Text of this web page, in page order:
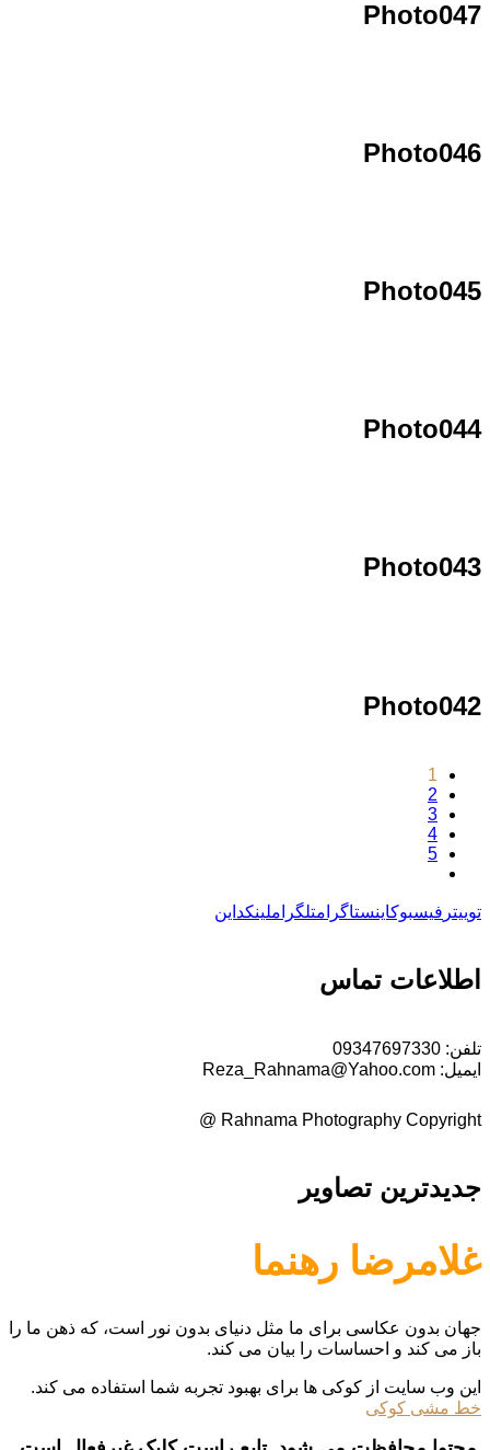
Photo047
Photo046
Photo045
Photo044
Photo043
Photo042
1
2
3
4
5
توییتر فیسبوکاینستاگرامتلگراملینکداین
اطلاعات تماس
تلفن:
ایمیل:
Rahnama Photography Copyright @
جدیدترین تصاویر
غلامرضا رهنما
جهان بدون عکاسی برای ما مثل دنیای بدون نور است، که ذهن ما را
باز می کند و احساسات را بیان می کند.
این وب سایت از کوکی ها برای بهبود تجربه شما استفاده می کند.
خط مشی کوکی